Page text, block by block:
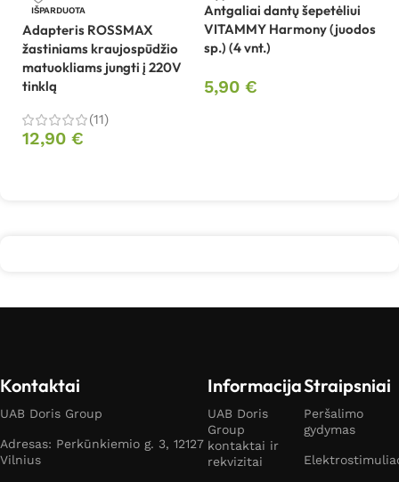
IŠPARDUOTA
Adapteris ROSSMAX
žastiniams kraujospūdžio
matuokliams jungti į 220V
tinklą
(11)
12,90 €
Antgaliai dantų šepetėliui
VITAMMY Harmony (juodos
sp.) (4 vnt.)
5,90 €
Kontaktai
UAB Doris Group
Adresas: Perkūnkiemio g. 3, 12127
Vilnius
Informacija
UAB Doris
Group
kontaktai ir
rekvizitai
Straipsniai
Peršalimo
gydymas